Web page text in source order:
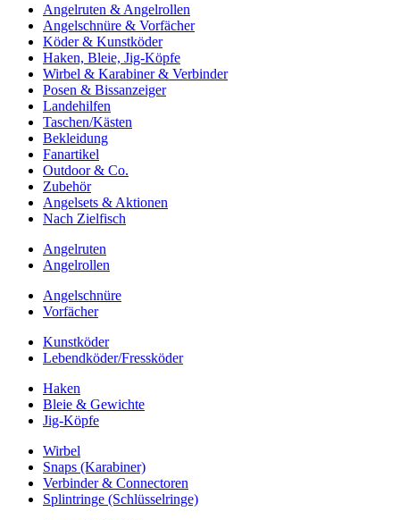
Angelruten & Angelrollen
Angelschnüre & Vorfächer
Köder & Kunstköder
Haken, Bleie, Jig-Köpfe
Wirbel & Karabiner & Verbinder
Posen & Bissanzeiger
Landehilfen
Taschen/Kästen
Bekleidung
Fanartikel
Outdoor & Co.
Zubehör
Angelsets & Aktionen
Nach Zielfisch
Angelruten
Angelrollen
Angelschnüre
Vorfächer
Kunstköder
Lebendköder/Fressköder
Haken
Bleie & Gewichte
Jig-Köpfe
Wirbel
Snaps (Karabiner)
Verbinder & Connectoren
Splintringe (Schlüsselringe)